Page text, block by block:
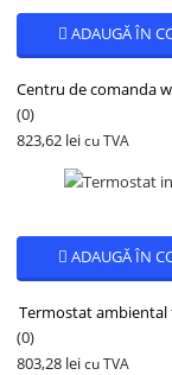
ADAUGĂ ÎN
(0)
823,62 lei cu TVA
ADAUGĂ ÎN
Termostat ambiental
(0)
803,28 lei cu TVA